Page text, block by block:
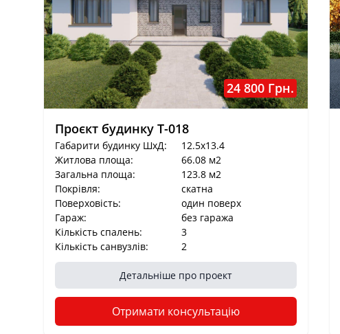
24 800 Грн.
Проєкт будинку T-018
Габарити будинку ШхД:
12.5x13.4
Житлова площа:
66.08 м2
Загальна площа:
123.8 м2
Покрівля:
cкатна
Поверховість:
один поверх
Гараж:
без гаража
Кількість спалень:
3
Кількість санвузлів:
2
Детальніше про проект
Отримати консультацію